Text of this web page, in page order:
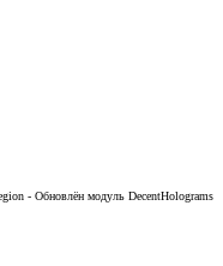
- Обновлён модуль DecentHolograms